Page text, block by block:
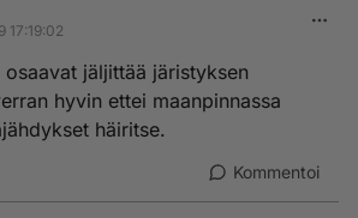
jäljittää järistyksen
hyvin ettei maanpinnassa
häiritse.
Kommentoi